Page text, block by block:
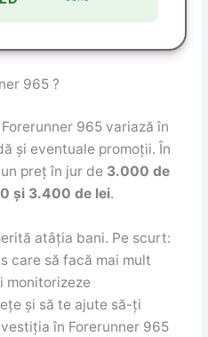
965 ?
965 variază în
și eventuale promoții. În
preț în jur de 3.000 de
și 3.400 de lei.
atâția bani. Pe scurt:
care să facă mai mult
monitorizeze
și să te ajute să-ți
în Forerunner 965